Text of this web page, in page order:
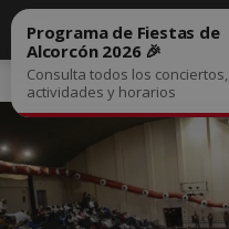
Inicio Noticias
Programa de Fiestas de
Alcorcón 2026 🎉
Consulta todos los conciertos,
actividades y horarios